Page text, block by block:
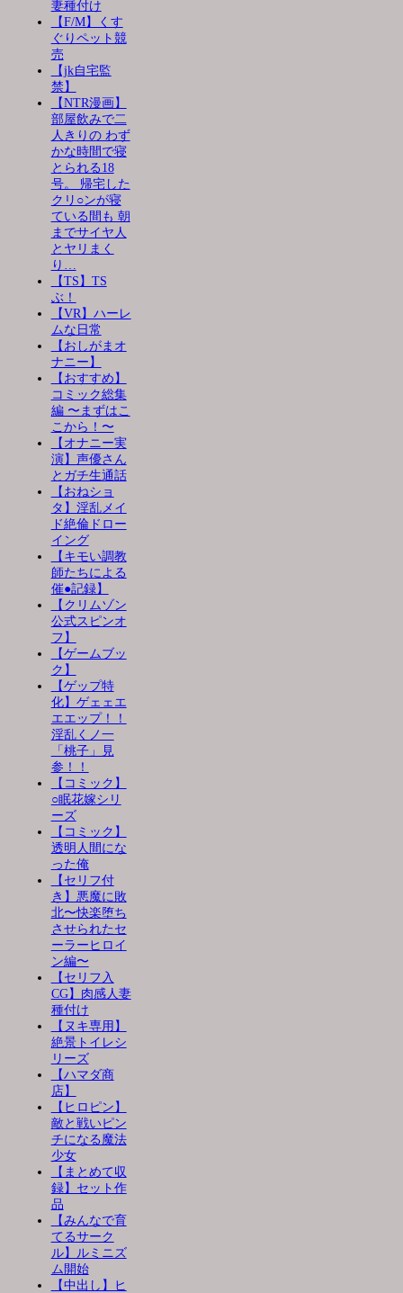
妻種付け
【F/M】くす
ぐりペット競
売
【jk自宅監
禁】
【NTR漫画】
部屋飲みで二
人きりの わず
かな時間で寝
とられる18
号。 帰宅した
クリ○ンが寝
ている間も 朝
までサイヤ人
とヤリまく
り…
【TS】TS
ぶ！
【VR】ハーレ
ムな日常
【おしがまオ
ナニー】
【おすすめ】
コミック総集
編 〜まずはこ
こから！〜
【オナニー実
演】声優さん
とガチ生通話
【おねショ
タ】淫乱メイ
ド絶倫ドロー
イング
【キモい調教
師たちによる
催●記録】
【クリムゾン
公式スピンオ
フ】
【ゲームブッ
ク】
【ゲップ特
化】ゲェェエ
エエップ！！
淫乱くノ一
「桃子」見
参！！
【コミック】
○眠花嫁シリ
ーズ
【コミック】
透明人間にな
った俺
【セリフ付
き】悪魔に敗
北〜快楽堕ち
させられたセ
ーラーヒロイ
ン編〜
【セリフ入
CG】肉感人妻
種付け
【ヌキ専用】
絶景トイレシ
リーズ
【ハマダ商
店】
【ヒロピン】
敵と戦いピン
チになる魔法
少女
【まとめて収
録】セット作
品
【みんなで育
てるサーク
ル】ルミニズ
ム開始
【中出し】ヒ